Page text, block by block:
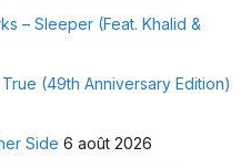
– Sleeper (Feat. Khalid &
(49th Anniversary Edition)
Side 6 août 2026